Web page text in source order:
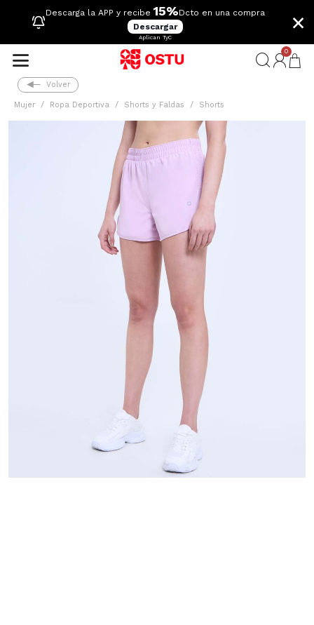
Descarga la APP y recibe 15%Dcto en una compra
Descargar
Aplican TyC
×
0
Volver
Mujer Ropa Deportiva Shorts y Faldas Shorts